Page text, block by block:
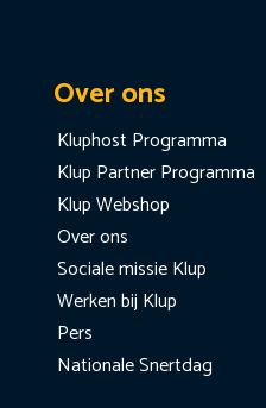
Over ons
Kluphost Programma
Klup Partner Programma
Klup Webshop
Over ons
Sociale missie Klup
Werken bij Klup
Pers
Nationale Snertdag